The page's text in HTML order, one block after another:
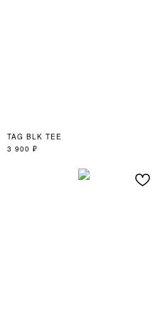
TAG BLK TEE
3 900 ₽